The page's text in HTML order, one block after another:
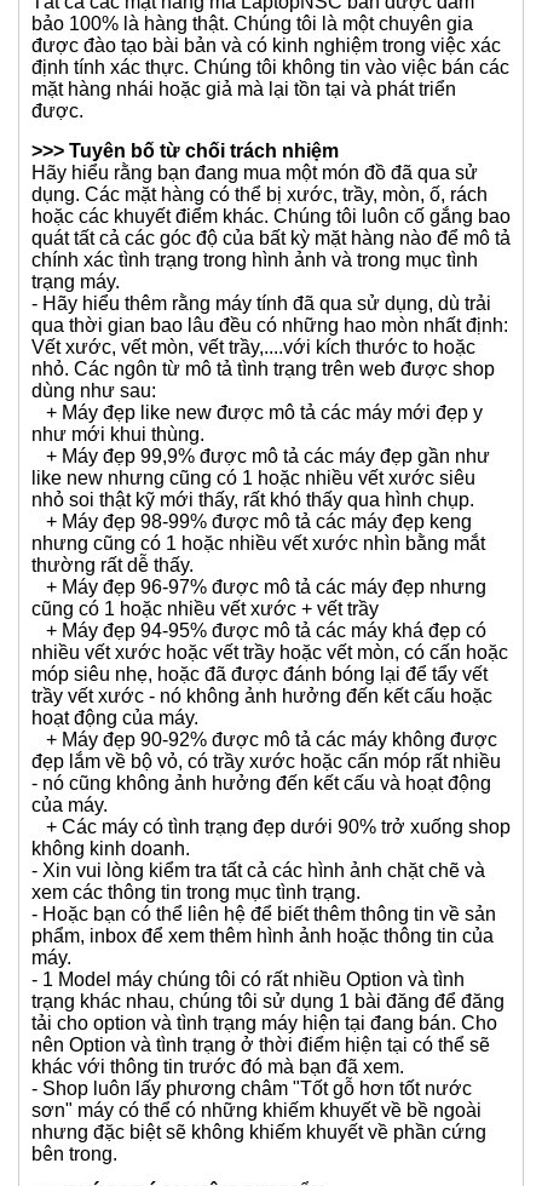
LaptopNSC rất coi trọng uy tín của mình, chúng tôi cố
gắng hết sức để đạt được đánh giá phản hồi tích cực
nhất quán 100%. Chúng tôi tin rằng dịch vụ khách hàng
xuất sắc là chìa khóa để kinh doanh phát đạt và sẽ cố
gắng hết sức có thể để đáp ứng nhu cầu của bạn. Nếu
bạn có bất kỳ vấn đề gì sau khi nhận được hàng, vui
gắng hết sức để khắc phục tình hình cho bạn.
>>> ĐẢM BẢO TÁC GIẢ
Tất cả các mặt hàng mà LaptopNSC bán được đảm
bảo 100% là hàng thật. Chúng tôi là một chuyên gia
được đào tạo bài bản và có kinh nghiệm trong việc xác
định tính xác thực. Chúng tôi không tin vào việc bán các
mặt hàng nhái hoặc giả mà lại tồn tại và phát triển
được.
>>> Tuyên bố từ chối trách nhiệm
Hãy hiểu rằng bạn đang mua một món đồ đã qua sử
dụng. Các mặt hàng có thể bị xước, trầy, mòn, ố, rách
hoặc các khuyết điểm khác. Chúng tôi luôn cố gắng bao
quát tất cả các góc độ của bất kỳ mặt hàng nào để mô tả
chính xác tình trạng trong hình ảnh và trong mục tình
trạng máy.
- Hãy hiểu thêm rằng máy tính đã qua sử dụng, dù trải
qua thời gian bao lâu đều có những hao mòn nhất định:
Vết xước, vết mòn, vết trầy,....với kích thước to hoặc
nhỏ. Các ngôn từ mô tả tình trạng trên web được shop
dùng như sau:
+ Máy đẹp like new được mô tả các máy mới đẹp y
như mới khui thùng.
+ Máy đẹp 99,9% được mô tả các máy đẹp gần như
like new nhưng cũng có 1 hoặc nhiều vết xước siêu
nhỏ soi thật kỹ mới thấy, rất khó thấy qua hình chụp.
+ Máy đẹp 98-99% được mô tả các máy đẹp keng
nhưng cũng có 1 hoặc nhiều vết xước nhìn bằng mắt
thường rất dễ thấy.
+ Máy đẹp 96-97% được mô tả các máy đẹp nhưng
cũng có 1 hoặc nhiều vết xước + vết trầy
+ Máy đẹp 94-95% được mô tả các máy khá đẹp có
nhiều vết xước hoặc vết trầy hoặc vết mòn, có cấn hoặc
móp siêu nhẹ, hoặc đã được đánh bóng lại để tẩy vết
trầy vết xước - nó không ảnh hưởng đến kết cấu hoặc
hoạt động của máy.
+ Máy đẹp 90-92% được mô tả các máy không được
đẹp lắm về bộ vỏ, có trầy xước hoặc cấn móp rất nhiều
- nó cũng không ảnh hưởng đến kết cấu và hoạt động
của máy.
+ Các máy có tình trạng đẹp dưới 90% trở xuống shop
không kinh doanh.
- Xin vui lòng kiểm tra tất cả các hình ảnh chặt chẽ và
xem các thông tin trong mục tình trạng.
- Hoặc bạn có thể liên hệ để biết thêm thông tin về sản
phẩm, inbox để xem thêm hình ảnh hoặc thông tin của